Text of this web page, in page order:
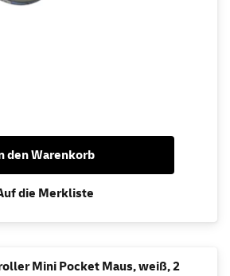
den Warenkorb
die Merkliste
Mini Pocket Maus, weiß, 2